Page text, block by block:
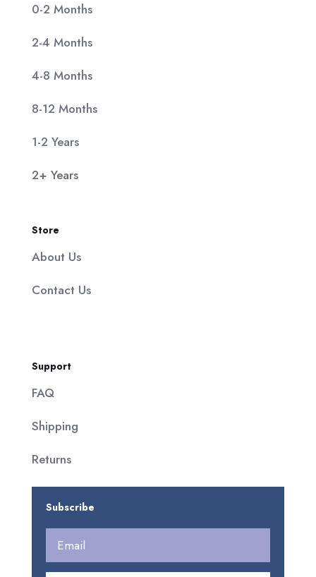
0-2 Months
2-4 Months
4-8 Months
8-12 Months
1-2 Years
2+ Years
Store
About Us
Contact Us
Support
FAQ
Shipping
Returns
Subscribe